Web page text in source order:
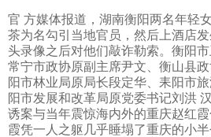
官 方媒体报道，湖南衡阳两名年轻
茶为名勾引当地官员，然后上酒店
头录像之后对他们敲诈勒索。衡阳市
常宁市政协原副主席尹文、衡山县
阳市林业局原局长段定华、耒阳市
阳市发展和改革局原党委书记刘洪
诱案与当年震惊海内外的重庆赵红
霞凭一人之躯几乎睡塌了重庆的小